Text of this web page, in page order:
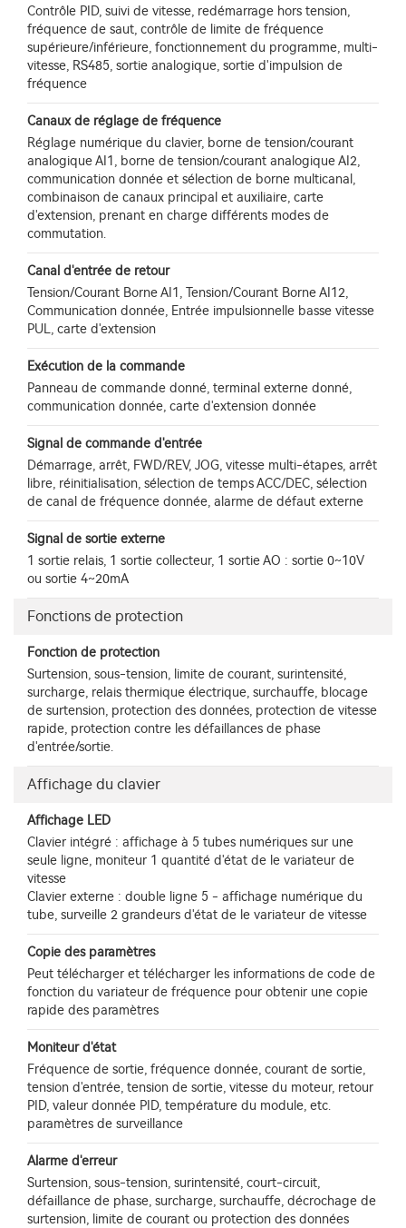
Contrôle PID, suivi de vitesse, redémarrage hors tension,
fréquence de saut, contrôle de limite de fréquence
supérieure/inférieure, fonctionnement du programme, multi-
vitesse, RS485, sortie analogique, sortie d'impulsion de
fréquence
Canaux de réglage de fréquence
Réglage numérique du clavier, borne de tension/courant
analogique AI1, borne de tension/courant analogique AI2,
communication donnée et sélection de borne multicanal,
combinaison de canaux principal et auxiliaire, carte
d'extension, prenant en charge différents modes de
commutation.
Canal d'entrée de retour
Tension/Courant Borne AI1, Tension/Courant Borne AI12,
Communication donnée, Entrée impulsionnelle basse vitesse
PUL, carte d'extension
Exécution de la commande
Panneau de commande donné, terminal externe donné,
communication donnée, carte d'extension donnée
Signal de commande d'entrée
Démarrage, arrêt, FWD/REV, JOG, vitesse multi-étapes, arrêt
libre, réinitialisation, sélection de temps ACC/DEC, sélection
de canal de fréquence donnée, alarme de défaut externe
Signal de sortie externe
1 sortie relais, 1 sortie collecteur, 1 sortie AO : sortie 0~10V
ou sortie 4~20mA
Fonctions de protection
Fonction de protection
Surtension, sous-tension, limite de courant, surintensité,
surcharge, relais thermique électrique, surchauffe, blocage
de surtension, protection des données, protection de vitesse
rapide, protection contre les défaillances de phase
d'entrée/sortie.
Affichage du clavier
Affichage LED
Clavier intégré : affichage à 5 tubes numériques sur une
seule ligne, moniteur 1 quantité d'état de le variateur de
vitesse
Clavier externe : double ligne 5 - affichage numérique du
tube, surveille 2 grandeurs d'état de le variateur de vitesse
Copie des paramètres
Peut télécharger et télécharger les informations de code de
fonction du variateur de fréquence pour obtenir une copie
rapide des paramètres
Moniteur d'état
Fréquence de sortie, fréquence donnée, courant de sortie,
tension d'entrée, tension de sortie, vitesse du moteur, retour
PID, valeur donnée PID, température du module, etc.
paramètres de surveillance
Alarme d'erreur
Surtension, sous-tension, surintensité, court-circuit,
défaillance de phase, surcharge, surchauffe, décrochage de
surtension, limite de courant ou protection des données